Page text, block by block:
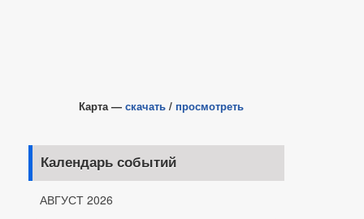
Карта — скачать / просмотреть
Календарь событий
АВГУСТ 2026